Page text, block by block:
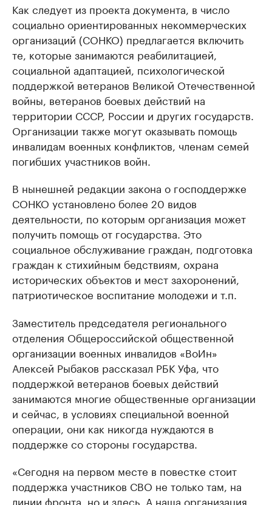
Как следует из проекта документа, в число
социально ориентированных некоммерческих
организаций (СОНКО) предлагается включить
те, которые занимаются реабилитацией,
социальной адаптацией, психологической
поддержкой ветеранов Великой Отечественной
войны, ветеранов боевых действий на
территории СССР, России и других государств.
Организации также могут оказывать помощь
инвалидам военных конфликтов, членам семей
погибших участников войн.
В нынешней редакции закона о господдержке
СОНКО установлено более 20 видов
деятельности, по которым организация может
получить помощь от государства. Это
социальное обслуживание граждан, подготовка
граждан к стихийным бедствиям, охрана
исторических объектов и мест захоронений,
патриотическое воспитание молодежи и т.п.
Заместитель председателя регионального
отделения Общероссийской общественной
организации военных инвалидов «ВоИн»
Алексей Рыбаков рассказал РБК Уфа, что
поддержкой ветеранов боевых действий
занимаются многие общественные организации
и сейчас, в условиях специальной военной
операции, они как никогда нуждаются в
поддержке со стороны государства.
«Сегодня на первом месте в повестке стоит
поддержка участников СВО не только там, на
линии фронта, но и здесь. А наша организация,